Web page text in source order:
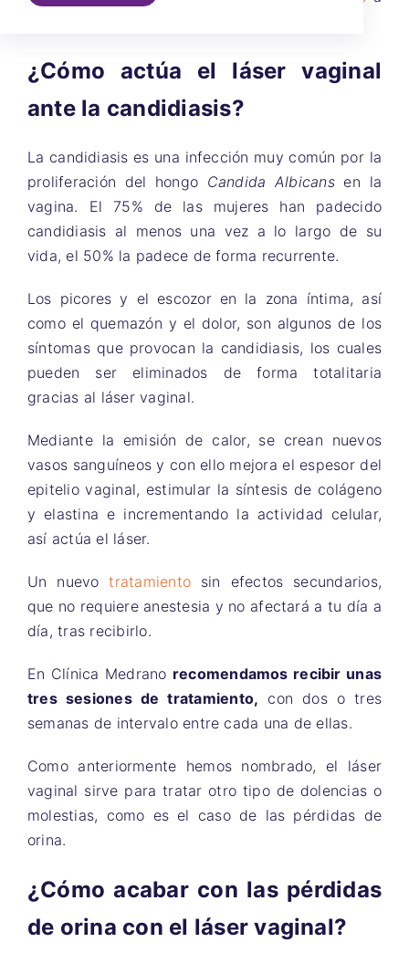
¿Cómo actúa el láser vaginal
ante la candidiasis?
La candidiasis es una infección muy común por la
proliferación del hongo Candida Albicansen la
vagina. El 75% de las mujeres han padecido
candidiasis al menos una vez a lo largo de su
vida, el 50% la padece de forma recurrente.
Los picores y el escozor en la zona íntima, así
como el quemazón y el dolor, son algunos de los
síntomas que provocan la candidiasis, los cuales
pueden ser eliminados de forma totalitaria
gracias al láser vaginal.
Mediante la emisión de calor, se crean nuevos
vasos sanguíneos y con ello mejora el espesor del
epitelio vaginal, estimular la síntesis de colágeno
y elastina e incrementando la actividad celular,
así actúa el láser.
Un nuevo tratamiento sin efectos secundarios,
que no requiere anestesia y no afectará a tu día a
día, tras recibirlo.
En Clínica Medrano recomendamos recibir unas
tres sesiones de tratamiento, con dos o tres
semanas de intervalo entre cada una de ellas.
Como anteriormente hemos nombrado, el láser
vaginal sirve para tratar otro tipo de dolencias o
molestias, como es el caso de las pérdidas de
orina.
¿Cómo acabar con las pérdidas
de orina con el láser vaginal?